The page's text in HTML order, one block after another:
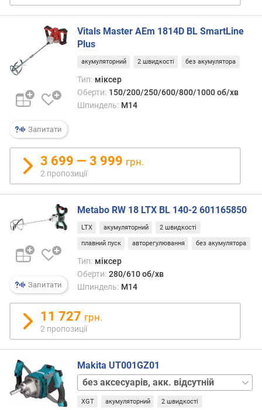
а
т
о
а
в
н
н
я
з
а
к
л
к
і
т
ю
р
з
и
ц
Запитати
Vitals Master AEm 1814D BL SmartLine
Plus
акумуляторний 2 швидкості без акумулятора
Тип: міксер
Оберти: 150/200/250/600/800/1000 об/хв
Шпиндель: M14
3 699 — 3 999 грн.
2 пропозиції
Запитати
Metabo RW 18 LTX BL 140-2 601165850
LTX акумуляторний 2 швидкості
плавний пуск авторегулювання без акумулятора
Тип: міксер
Оберти: 280/610 об/хв
Шпиндель: M14
11 727 грн.
2 пропозиції
Makita UT001GZ01
насадка
для
змішування,
XGT акумуляторний 2 швидкості